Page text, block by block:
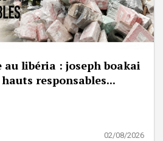
au libéria : joseph boakai
responsables...
02/08/2026